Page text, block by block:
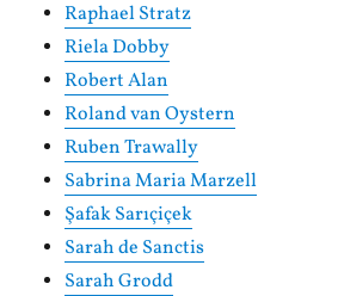
Raphael Stratz
Riela Dobby
Robert Alan
Roland van Oystern
Ruben Trawally
Sabrina Maria Marzell
Şafak Sarıçiçek
Sarah de Sanctis
Sarah Grodd